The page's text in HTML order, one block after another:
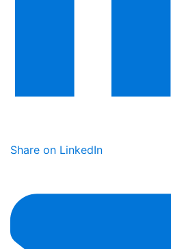
Share on LinkedIn